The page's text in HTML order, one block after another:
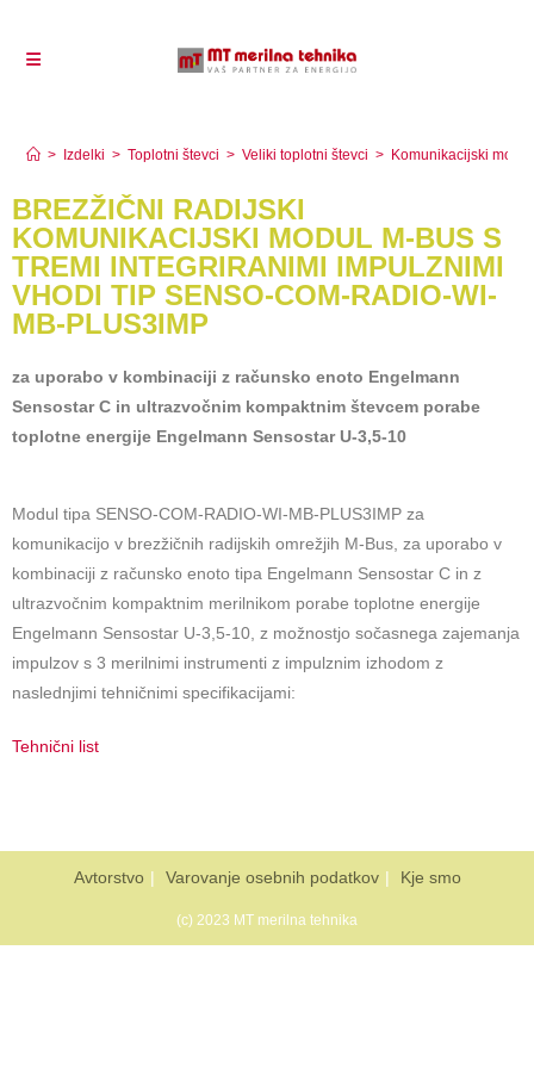
> Izdelki > Toplotni števci > Veliki toplotni števci > Komunikacijski
BREZŽIČNI RADIJSKI
KOMUNIKACIJSKI MODUL M-BUS S
TREMI INTEGRIRANIMI IMPULZNIMI
VHODI TIP SENSO-COM-RADIO-WI-
MB-PLUS3IMP
za uporabo v kombinaciji z računsko enoto Engelmann
Sensostar C in ultrazvočnim kompaktnim števcem porabe
toplotne energije Engelmann Sensostar U-3,5-10
Modul tipa SENSO-COM-RADIO-WI-MB-PLUS3IMP za
komunikacijo v brezžičnih radijskih omrežjih M-Bus, za uporabo v
kombinaciji z računsko enoto tipa Engelmann Sensostar C in z
ultrazvočnim kompaktnim merilnikom porabe toplotne energije
Engelmann Sensostar U-3,5-10, z možnostjo sočasnega zajemanja
impulzov s 3 merilnimi instrumenti z impulznim izhodom z
naslednjimi tehničnimi specifikacijami:
Tehnični list
Avtorstvo Varovanje osebnih podatkov Kje smo
(c) 2023 MT merilna tehnika